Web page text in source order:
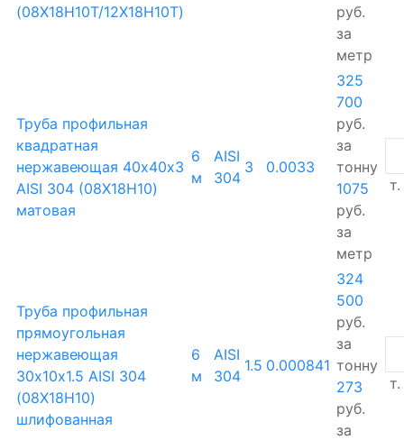
(08Х18Н10Т/12Х18Н10Т)
руб.
за
метр
Труба профильная
квадратная
нержавеющая 40х40х3
AISI 304 (08Х18Н10)
матовая
6
м
AISI
304
3 0.0033
325
700
руб.
за
тонну
1075
руб.
за
метр
т.
Труба профильная
прямоугольная
нержавеющая
30х10х1.5 AISI 304
(08Х18Н10)
шлифованная
6
м
AISI
304
1.5 0.000841
324
500
руб.
за
тонну
273
руб.
за
т.